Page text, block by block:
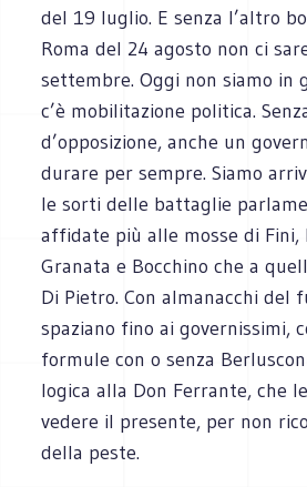
del 19 luglio. E senza l’altro
Roma del 24 agosto non ci
settembre. Oggi non siamo in
c’è mobilitazione politica.
d’opposizione, anche un
durare per sempre. Siamo
le sorti delle battaglie
affidate più alle mosse di Fini,
Granata e Bocchino che a
Di Pietro. Con almanacchi del
spaziano fino ai governissimi,
formule con o senza
logica alla Don Ferrante, che
vedere il presente, per non
della peste.